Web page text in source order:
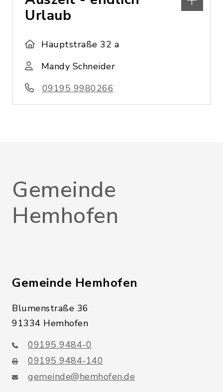
Urlaub
Hauptstraße 32 a
Mandy Schneider
09195 9980266
Gemeinde
Hemhofen
Gemeinde Hemhofen
Blumenstraße 36
91334 Hemhofen
09195 9484-0
09195 9484-140
gemeinde@hemhofen.de